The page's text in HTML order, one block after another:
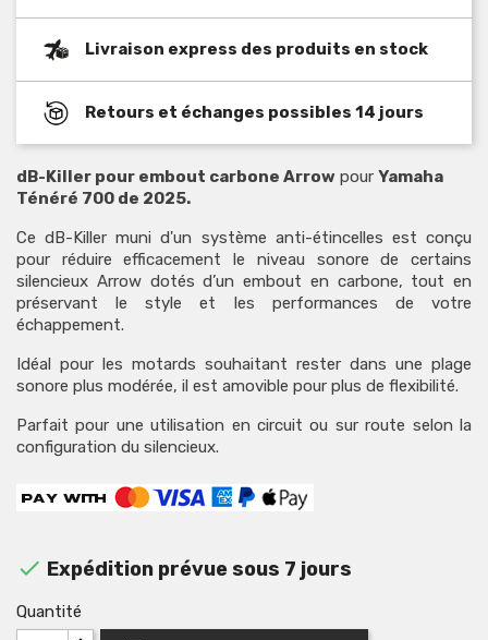
Livraison express des produits en stock
Retours et échanges possibles 14 jours
dB-Killer pour embout carbone Arrow pour Yamaha
Ténéré 700 de 2025.
Ce dB-Killer muni d'un système anti-étincelles est conçu
pour réduire efficacement le niveau sonore de certains
silencieux Arrow dotés d’un embout en carbone, tout en
préservant le style et les performances de votre
échappement.
Idéal pour les motards souhaitant rester dans une plage
sonore plus modérée, il est amovible pour plus de flexibilité.
Parfait pour une utilisation en circuit ou sur route selon la
configuration du silencieux.
 Expédition prévue sous 7 jours
Quantité